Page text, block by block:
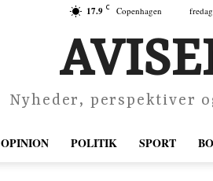
17.9 C Copenhagen
Nyheder, perspektiver
OPINION POLITIK SPORT